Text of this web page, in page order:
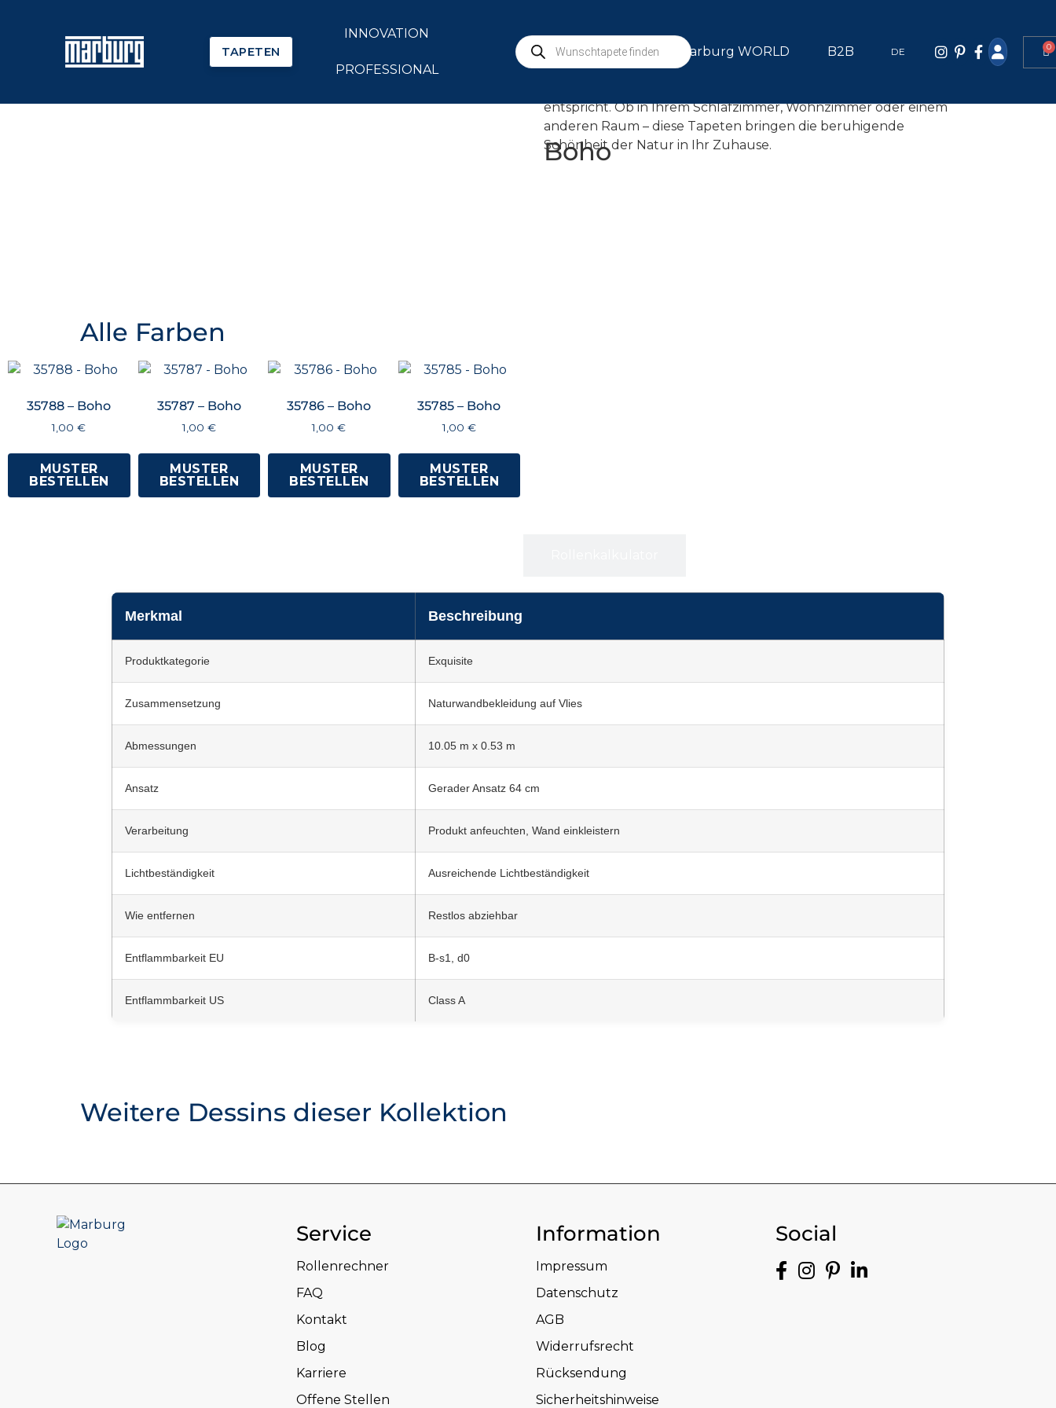
TAPETEN
INNOVATION
PROFESSIONAL
marburg WORLD B2B DE 0
Boho
Die Kollektion bietet eine Palette von erdigen Tönen, von warmen
Rosé- und Brauntönen bis hin zu kühlen Blau- und Grüntönen.
Diese vielseitigen Designs sind perfekt, um eine entspannte und
entspricht. Ob in Ihrem Schlafzimmer, Wohnzimmer oder einem
anderen Raum – diese Tapeten bringen die beruhigende
Schönheit der Natur in Ihr Zuhause.
Alle Farben
35788 – Boho
1,00€
MUSTER
BESTELLEN
35787 – Boho
1,00 €
MUSTER
BESTELLEN
35786 – Boho
1,00€
MUSTER
BESTELLEN
35785 – Boho
1,00 €
MUSTER
BESTELLEN
Merkmal Beschreibung
Produktkategorie Exquisite
Zusammensetzung Naturwandbekleidung auf Vlies
Abmessungen 10.05 m x 0.53 m
Ansatz Gerader Ansatz 64 cm
Verarbeitung Produkt anfeuchten, Wand einkleistern
Lichtbeständigkeit Ausreichende Lichtbeständigkeit
Wie entfernen Restlos abziehbar
Entflammbarkeit EU B-s1, d0
Entflammbarkeit US Class A
Weitere Dessins dieser Kollektion
Service
Rollenrechner
FAQ
Kontakt
Blog
Karriere
Offene Stellen
Information
Impressum
Datenschutz
AGB
Widerrufsrecht
Rücksendung
Sicherheitshinweise
Social